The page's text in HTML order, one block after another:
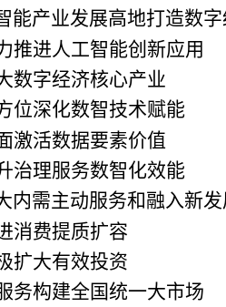
能产业发展高地打造数
推进人工智能创新应用
数字经济核心产业
位深化数智技术赋能
激活数据要素价值
治理服务数智化效能
内需主动服务和融入新
消费提质扩容
扩大有效投资
务构建全国统一大市场